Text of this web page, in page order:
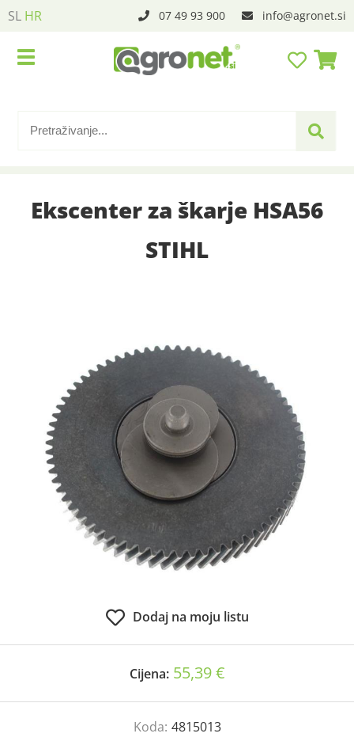
SL HR 07 49 93 900 info agronet.si
Ekscenter za škarje HSA56
STIHL
Dodaj na moju listu
Cijena: 55,39 €
Koda: 4815013